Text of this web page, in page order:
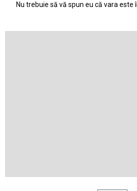
Nu trebuie să vă spun eu că vara este